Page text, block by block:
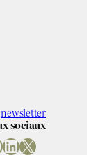
newsletter
sociaux
LinkedIn X